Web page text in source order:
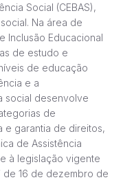
Social (CEBAS),
Na área de
Inclusão Educacional
de estudo e
de educação
e a
social desenvolve
de
e garantia de direitos,
de Assistência
à legislação vigente
de 16 de dezembro de